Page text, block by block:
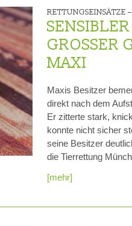
RETTUNGSEINSÄTZE –
GROSSER
AXI
Maxis Besitzer
direkt nach dem
Er zitterte stark,
konnte nicht sicher
seine Besitzer
die Tierrettung
[mehr]